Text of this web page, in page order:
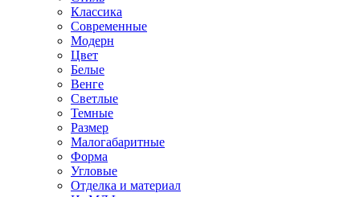
Классика
Современные
Модерн
Цвет
Белые
Венге
Светлые
Темные
Размер
Малогабаритные
Форма
Угловые
Отделка и материал